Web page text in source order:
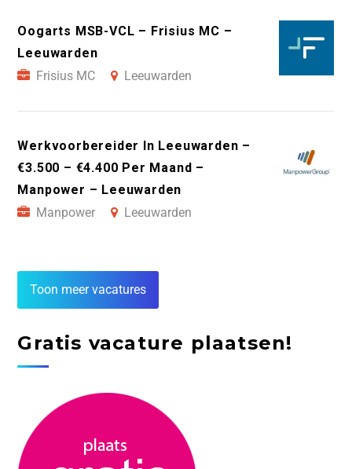
Oogarts MSB-VCL – Frisius MC –
Leeuwarden
Frisius MC
Leeuwarden
Werkvoorbereider In Leeuwarden –
€3.500 – €4.400 Per Maand –
Manpower – Leeuwarden
Manpower
Leeuwarden
Toon meer vacatures
Gratis vacature plaatsen!